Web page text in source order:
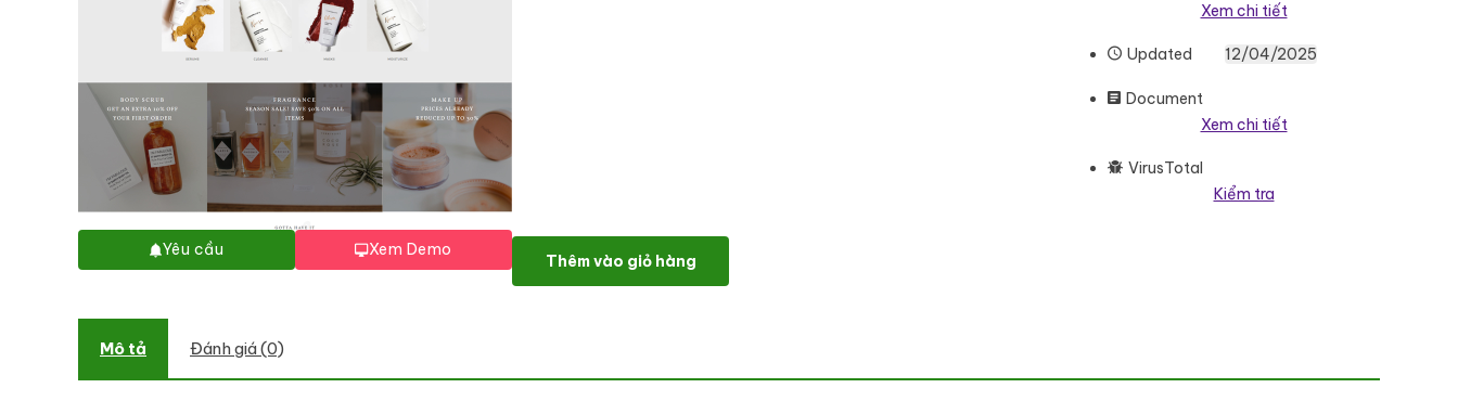
Yêu cầu Xem Demo
Xem chi tiết
Updated 12/04/2025
Document
Xem chi tiết
VirusTotal
Kiểm tra
Ecocos - Cosmetics Store eCommerce Modern Shopify Theme số lượng
Thêm vào giỏ hàng
Mô tả Đánh giá (0)